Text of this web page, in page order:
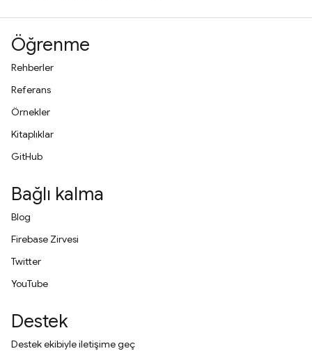
Öğrenme
Rehberler
Referans
Örnekler
Kitaplıklar
GitHub
Bağlı kalma
Blog
Firebase Zirvesi
Twitter
YouTube
Destek
Destek ekibiyle iletişime geç